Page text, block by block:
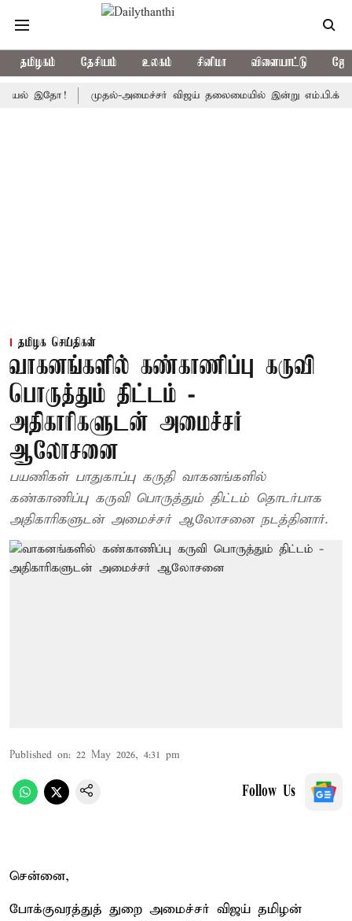
தமிழகம் தேசியம் உலகம் சினிமா விளையாட்டு
முதல்-அமைச்சர் விஜய் தலைமையில் இன்று எம்.பி.க்கள் கூட்டம்:
தமிழக செய்திகள்
வாகனங்களில் கண்காணிப்பு கருவி
பொருத்தும் திட்டம் -
அதிகாரிகளுடன் அமைச்சர்
ஆலோசனை
பயணிகள் பாதுகாப்பு கருதி வாகனங்களில்
கண்காணிப்பு கருவி பொருத்தும் திட்டம் தொடர்பாக
அதிகாரிகளுடன் அமைச்சர் ஆலோசனை நடத்தினார்.
Published on: 22 May 2026, 4:31 pm
Follow Us
சென்னை,
போக்குவரத்துத் துறை அமைச்சர் விஜய் தமிழன்